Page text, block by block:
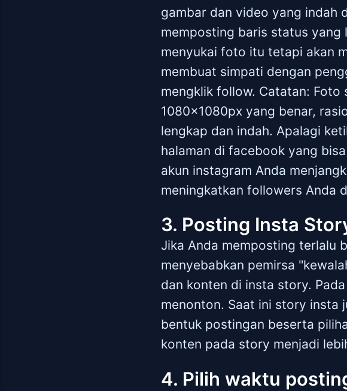
gambar dan video yang indah
memposting baris status yang
menyukai foto itu tetapi akan
membuat simpati dengan
mengklik follow. Catatan:
1080x1080px yang benar,
lengkap dan indah. Apalagi
halaman di facebook yang
akun instagram Anda
meningkatkan followers Anda
3. Posting Insta
Jika Anda memposting terlalu
menyebabkan pemirsa
dan konten di insta story.
menonton. Saat ini story insta
bentuk postingan beserta
konten pada story menjadi
4. Pilih waktu